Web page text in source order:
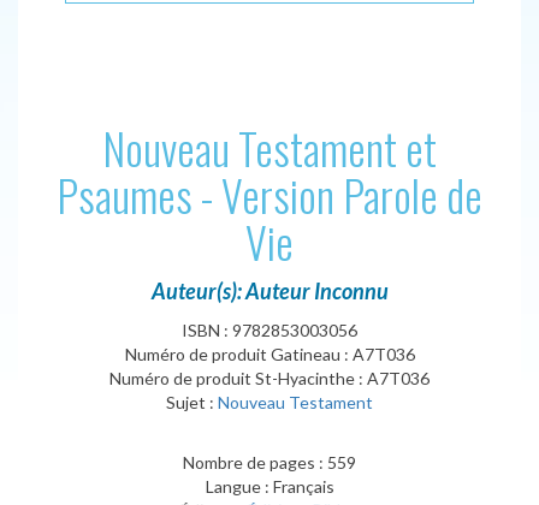
Nouveau Testament et
Psaumes - Version Parole de
Vie
Auteur(s): Auteur Inconnu
ISBN : 9782853003056
Numéro de produit Gatineau : A7T036
Numéro de produit St-Hyacinthe : A7T036
Sujet : Nouveau Testament
Nombre de pages : 559
Langue : Français